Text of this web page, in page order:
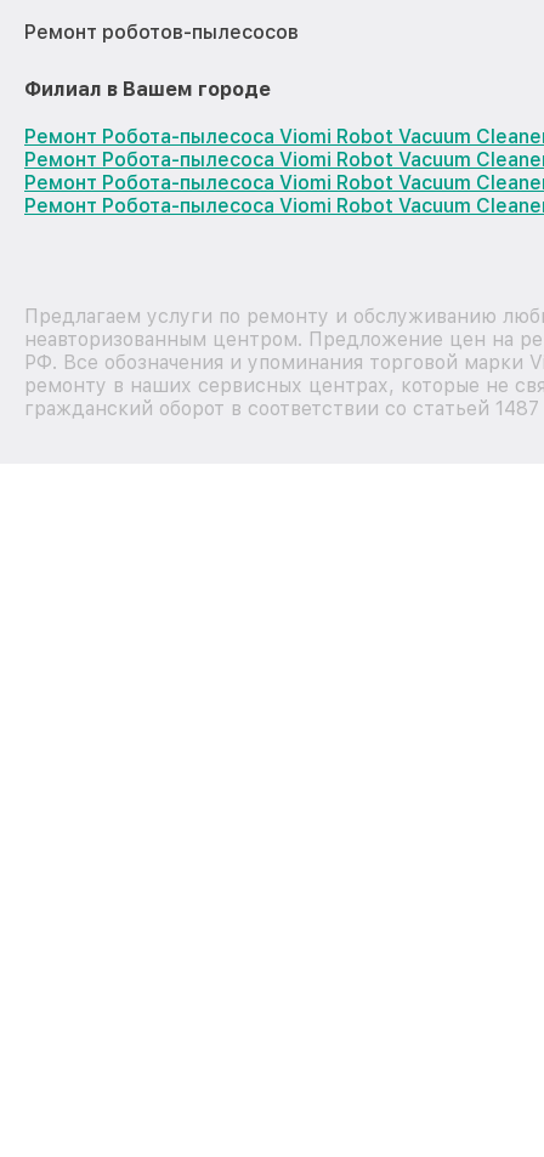
Ремонт роботов-пылесосов
Филиал в Вашем городе
Ремонт Робота-пылесоса Viomi Robot Vacuum
Ремонт Робота-пылесоса Viomi Robot Vacuum
Ремонт Робота-пылесоса Viomi Robot Vacuum
Ремонт Робота-пылесоса Viomi Robot Vacuum
Предлагаем услуги по ремонту и обслуживанию
неавторизованным центром. Предложение цен на
РФ. Все обозначения и упоминания торговой марки
ремонту в наших сервисных центрах, которые не
гражданский оборот в соответствии со статьей